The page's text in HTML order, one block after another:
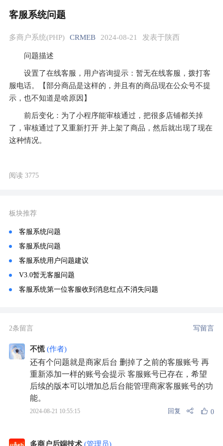
客服系统问题
多商户系统(PHP) CRMEB 2024-08-21 发表于陕西
问题描述
设置了在线客服，用户咨询提示：暂无在线客服，拨打客
服电话。【部分商品是这样的，并且有的商品现在公众号不提
示，也不知道是啥原因】
前后变化：为了小程序能审核通过，把很多店铺都关掉
了，审核通过了又重新打开 并上架了商品，然后就出现了现在
这种情况。
阅读 3775
板块推荐
客服系统问题
客服系统问题
客服系统用户问题建议
V3.0暂无客服问题
客服系统第一位客服收到消息红点不消失问题
2条留言 写留言
不慌 (作者)
还有个问题就是商家后台 删掉了之前的客服账号 再
重新添加一样的账号会提示 客服账号已存在，希望
后续的版本可以增加总后台能管理商家客服账号的功
能。
2024-08-21 10:55:15 回复 0
多商户后端技术 (管理员)